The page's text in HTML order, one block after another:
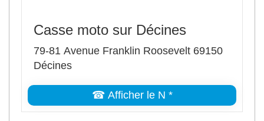
Casse moto sur Décines
79-81 Avenue Franklin Roosevelt 69150
Décines
☎ Afficher le N *